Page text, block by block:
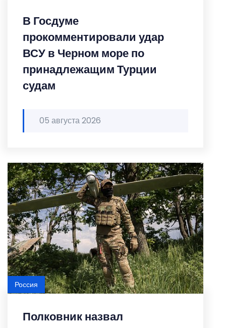
В Госдуме
прокомментировали удар
ВСУ в Черном море по
принадлежащим Турции
судам
05 августа 2026
Полковник назвал
Россия